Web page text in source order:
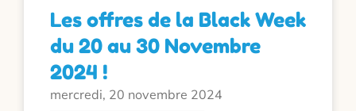
Les offres de la Black Week
du 20 au 30 Novembre
2024 !
mercredi, 20 novembre 2024